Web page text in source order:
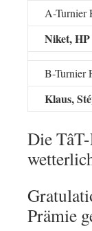
A-Turnier
Niket, HP
B-Turnier
Klaus,
Die
Prämie